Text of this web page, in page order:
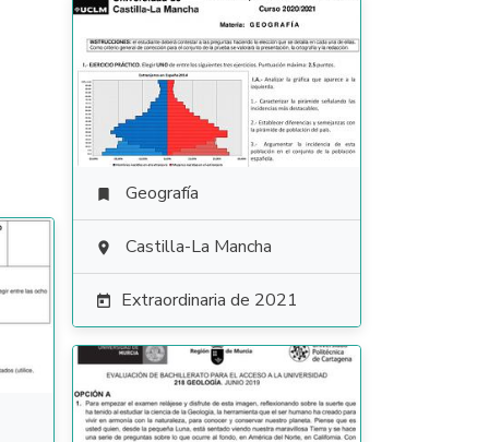
 Geografía
 Castilla-La Mancha
 Extraordinaria de 2021